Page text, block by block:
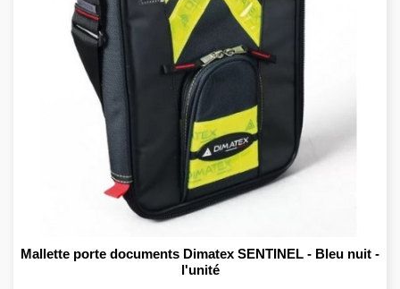
Mallette porte documents Dimatex SENTINEL - Bleu nuit -
l'unité